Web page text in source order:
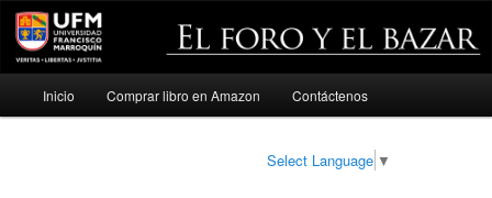
Ir
Inicio Comprar libro en Amazon Contáctenos
Select Language ▼